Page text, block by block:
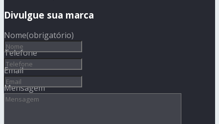
Divulgue sua marca
Nome(obrigatório)
Telefone
Email
Mensagem